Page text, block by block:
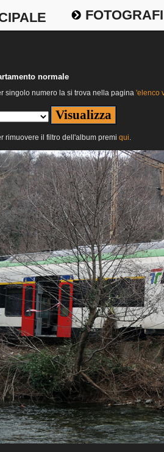
normale
singolo numero la si trova nella pagina 'elenco
rimuovere il filtro dell'album premi qui.